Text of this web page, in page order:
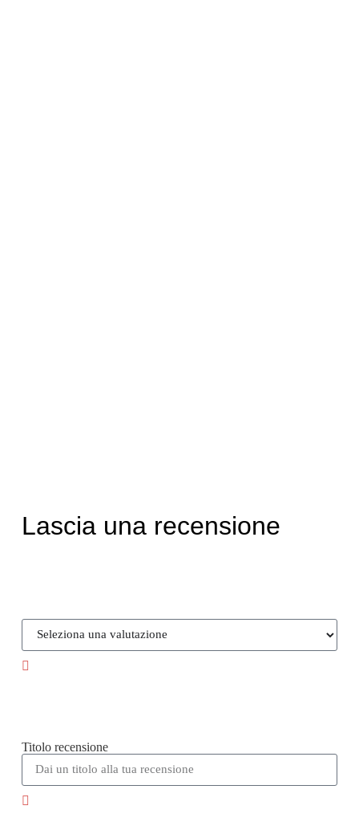
Lascia una recensione
Titolo recensione